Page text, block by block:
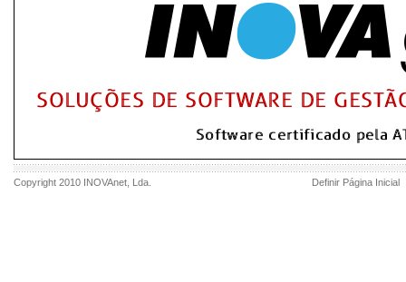
Copyright 2010 INOVAnet , Lda. Definir Página Inicial